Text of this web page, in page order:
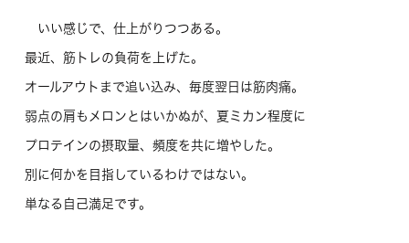
いい感じで、仕上がりつつある。
最近、筋トレの負荷を上げた。
オールアウトまで追い込み、毎度翌日は筋肉痛。
弱点の肩もメロンとはいかぬが、夏ミカン程度に
プロテインの摂取量、頻度を共に増やした。
別に何かを目指しているわけではない。
単なる自己満足です。